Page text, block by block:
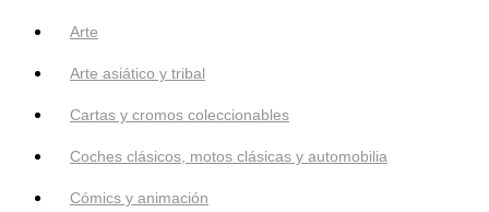
Arte
Arte asiático y tribal
Cartas y cromos coleccionables
Coches clásicos, motos clásicas y automobilia
Cómics y animación